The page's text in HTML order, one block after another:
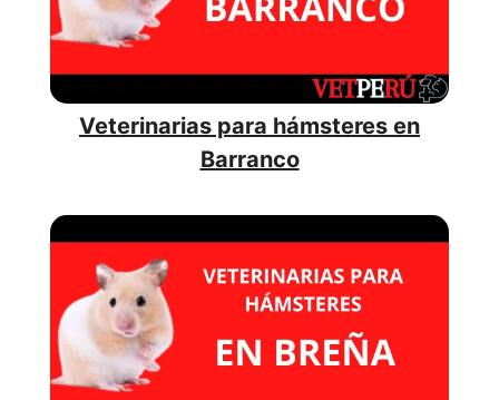
Veterinarias para hámsteres en
Barranco